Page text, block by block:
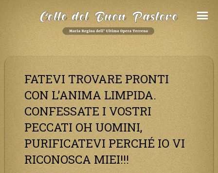
FATEVI TROVARE PRONTI
CON L’ANIMA LIMPIDA.
CONFESSATE I VOSTRI
PECCATI OH UOMINI,
PURIFICATEVI PERCHÉ IO VI
RICONOSCA MIEI!!!